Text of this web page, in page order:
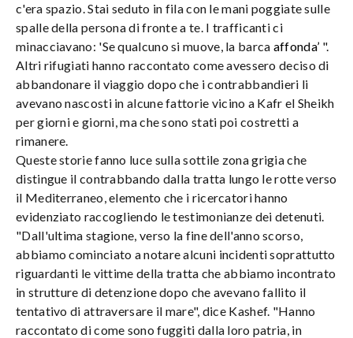
c'era spazio. Stai seduto in fila con le mani poggiate sulle
spalle della persona di fronte a te. I trafficanti ci
minacciavano: 'Se qualcuno si muove, la barca affonda’ ".
Altri rifugiati hanno raccontato come avessero deciso di
abbandonare il viaggio dopo che i contrabbandieri li
avevano nascosti in alcune fattorie vicino a Kafr el Sheikh
per giorni e giorni, ma che sono stati poi costretti a
rimanere.
Queste storie fanno luce sulla sottile zona grigia che
distingue il contrabbando dalla tratta lungo le rotte verso
il Mediterraneo, elemento che i ricercatori hanno
evidenziato raccogliendo le testimonianze dei detenuti.
"Dall'ultima stagione, verso la fine dell'anno scorso,
abbiamo cominciato a notare alcuni incidenti soprattutto
riguardanti le vittime della tratta che abbiamo incontrato
in strutture di detenzione dopo che avevano fallito il
tentativo di attraversare il mare", dice Kashef. "Hanno
raccontato di come sono fuggiti dalla loro patria, in